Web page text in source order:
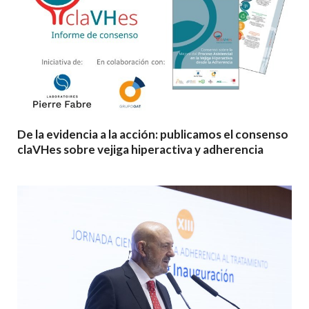
De la evidencia a la acción: publicamos el consenso
claVHes sobre vejiga hiperactiva y adherencia